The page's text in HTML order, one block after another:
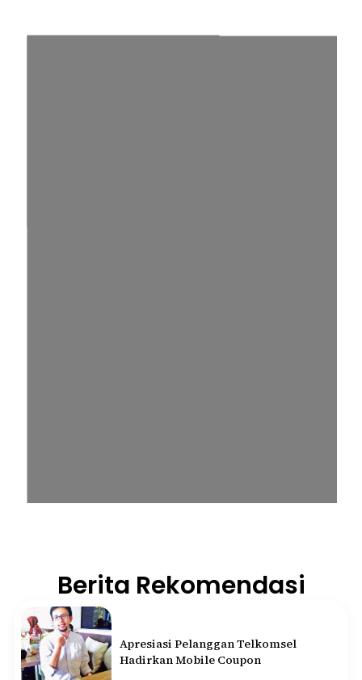
Berita Rekomendasi
Apresiasi Pelanggan Telkomsel
Hadirkan Mobile Coupon